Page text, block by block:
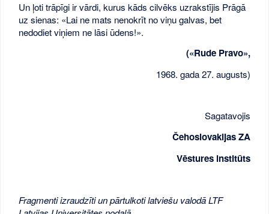
Un ļoti trāpīgi ir vārdi, kurus kāds cilvēks uzrakstījis Prāgā
uz sienas: «Lai ne mats nenokrīt no viņu galvas, bet
nedodiet viņiem ne lāsi ūdens!».
(«Rude Pravo»,
1968. gada 27. augusts)
Sagatavojis
Čehoslovakijas ZA
Vēstures institūts
Fragmenti izraudzīti un pārtulkoti latviešu valodā LTF